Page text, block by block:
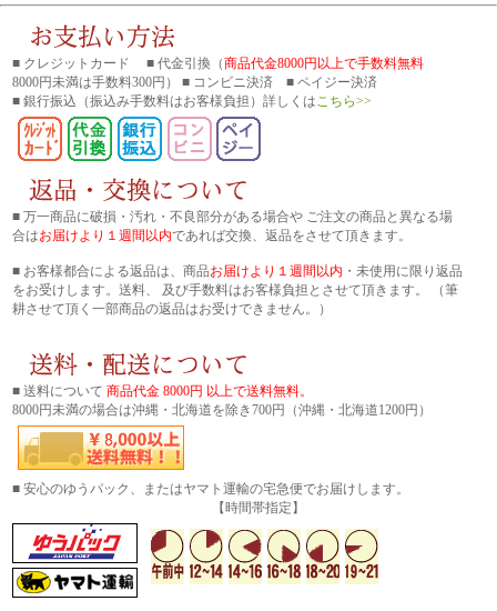
■ クレジットカード ■ 代金引換（商品代金8000円以上で手数料無料
8000円未満は手数料300円） ■ コンビニ決済 ■ ペイジー決済
■ 銀行振込 （振込み手数料はお客様負担）詳しくは こちら>>
■ 万一商品に破損・汚れ・不良部分がある場合や ご注文の商品と異なる場
合はお届けより１週間以内であれば交換、返品をさせて頂きます。
■ お客様都合による返品は、商品お届けより１週間以内 ・未使用に限り返品
をお受けします。送料、 及び手数料はお客様負担とさせて頂きます。 （筆
耕させて頂く一部商品の返品はお受けできません。）
■ 送料について 商品代金 8000円 以上で送料無料。
8000円未満の場合は沖縄・北海道を除き700円（沖縄・北海道1200円）
■ 安心のゆうパック、またはヤマト運輸の宅急便でお届けします。
【時間帯指定】